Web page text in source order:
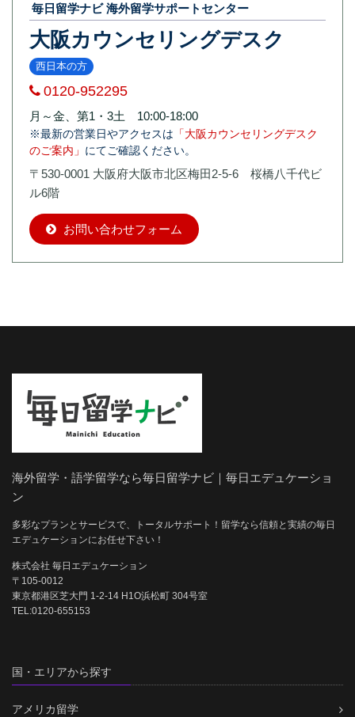
毎日留学ナビ 海外留学サポートセンター
大阪カウンセリングデスク
西日本の方
0120-952295
月～金、第1・3土 10:00-18:00
※最新の営業日やアクセスは 「大阪カウンセリングデスク
のご案内」 にてご確認ください。
〒530-0001 大阪府大阪市北区梅田2-5-6 桜橋八千代ビ
ル6階
お問い合わせフォーム
海外留学・語学留学なら毎日留学ナビ｜毎日エデュケーショ
ン
多彩なプランとサービスで、トータルサポート！留学なら信頼と実績の毎日
エデュケーションにお任せ下さい！
株式会社 毎日エデュケーション
〒105-0012
東京都港区芝大門 1-2-14 H1O浜松町 304号室
TEL:0120-655153
国・エリアから探す
アメリカ留学